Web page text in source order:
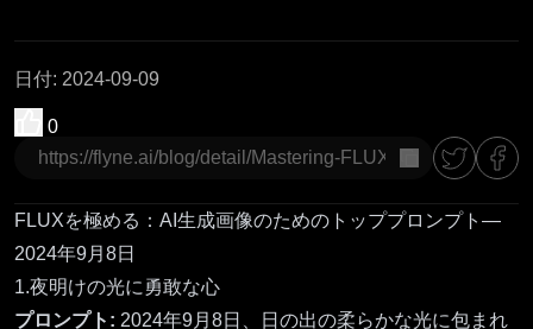
日付: 2024-09-09
0
コピー
FLUXを極める：AI生成画像のためのトッププロンプト—
2024年9月8日
1.夜明けの光に勇敢な心
プロンプト: 2024年9月8日、日の出の柔らかな光に包まれ